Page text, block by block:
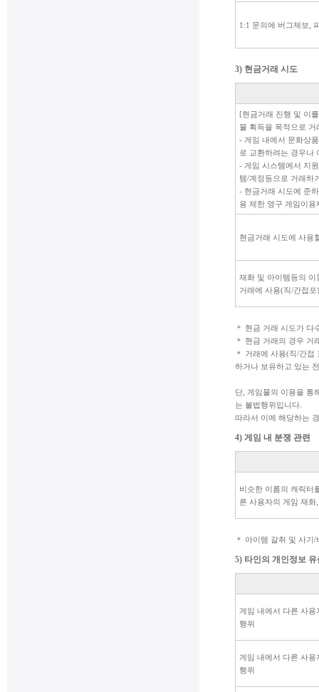
1:1 문의에 버그제보,
3) 현금거래 시도
[현금거래 진행 및 이
물 획득을 목적으로
- 게임 내에서 문화상
로 교환하려는 경우나
- 게임 시스템에서 지
템/계정등으로 거래하
- 현금거래 시도에 준
용 제한 영구 게임이용
현금거래 시도에 사용
재화 및 아이템등의
거래에 사용(직/간접
＊ 현금 거래 시도가 다
＊ 현금 거래의 경우 거
＊ 거래에 사용(직/간
하거나 보유하고 있는
단, 게임물의 이용을 통
는 불법행위입니다.
따라서 이에 해당하는
4) 게임 내 분쟁 관련
비슷한 이름의 캐릭터
른 사용자의 게임 재
＊ 아이템 갈취 및 사기
5) 타인의 개인정보 유
게임 내에서 다른 사
행위
게임 내에서 다른 사
행위